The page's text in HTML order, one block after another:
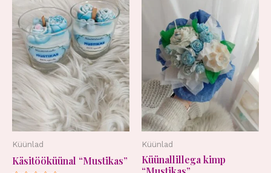
Küünlad
Käsitööküünal “Mustikas”
Küünlad
Küünallillega kimp